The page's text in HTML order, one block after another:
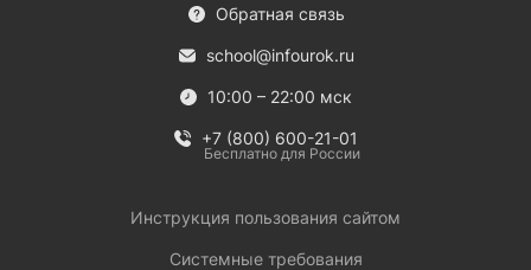
Обратная связь
school@infourok.ru
10:00 – 22:00 мск
+7 (800) 600-21-01
Бесплатно для России
Инструкция пользования сайтом
Системные требования